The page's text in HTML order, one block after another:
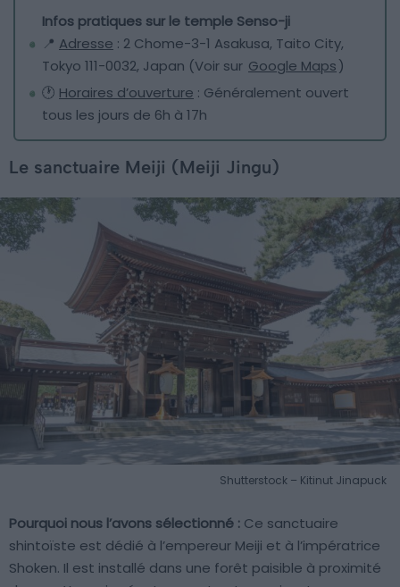
Infos pratiques sur le temple Senso-ji
📍 Adresse : 2 Chome-3-1 Asakusa, Taito City,
Tokyo 111-0032, Japan (Voir sur Google Maps)
🕐 Horaires d’ouverture : Généralement ouvert
tous les jours de 6h à 17h
Le sanctuaire Meiji (Meiji Jingu)
Shutterstock – Kitinut Jinapuck
Pourquoi nous l’avons sélectionné : Ce sanctuaire
shintoïste est dédié à l’empereur Meiji et à l’impératrice
Shoken. Il est installé dans une forêt paisible à proximité